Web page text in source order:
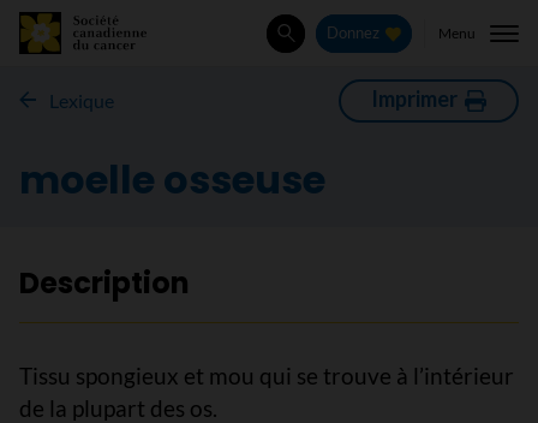
Rechercher
Donnez Menu
Lexique Imprimer
moelle osseuse
Description
Tissu spongieux et mou qui se trouve à l’intérieur
de la plupart des os.